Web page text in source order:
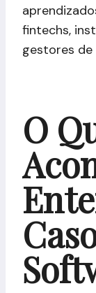
fintechs,
gestores de
O